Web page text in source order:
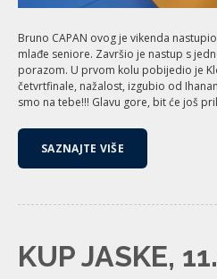
Bruno CAPAN ovog je vikenda
mlađe seniore. Završio je nastup s
porazom. U prvom kolu pobijedio je
četvrtfinale, nažalost, izgubio od
smo na tebe!!! Glavu gore, bit će još
SAZNAJTE VIŠE
KUP JASKE,